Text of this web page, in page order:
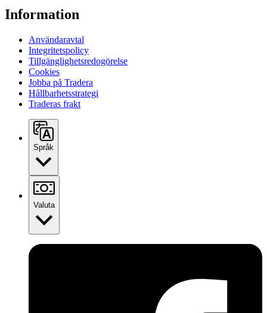
Information
Användaravtal
Integritetspolicy
Tillgänglighetsredogörelse
Cookies
Jobba på Tradera
Hållbarhetsstrategi
Traderas frakt
Språk
Valuta